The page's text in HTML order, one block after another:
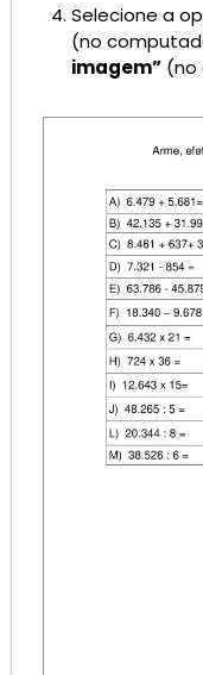
Selecione a
(no
imagem” (no